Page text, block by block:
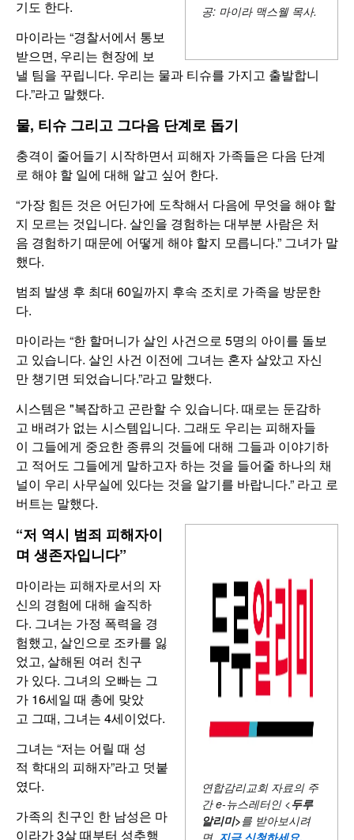
공: 마이라 맥스웰 목사.
기도 한다.
마이라는 “경찰서에서 통보
받으면, 우리는 현장에 보
낼 팀을 꾸립니다. 우리는 물과 티슈를 가지고 출발합니
다.”라고 말했다.
물, 티슈 그리고 그다음 단계로 돕기
충격이 줄어들기 시작하면서 피해자 가족들은 다음 단계
로 해야 할 일에 대해 알고 싶어 한다.
“가장 힘든 것은 어딘가에 도착해서 다음에 무엇을 해야 할
지 모르는 것입니다. 살인을 경험하는 대부분 사람은 처
음 경험하기 때문에 어떻게 해야 할지 모릅니다.” 그녀가 말
했다.
범죄 발생 후 최대 60일까지 후속 조치로 가족을 방문한
다.
마이라는 “한 할머니가 살인 사건으로 5명의 아이를 돌보
고 있습니다. 살인 사건 이전에 그녀는 혼자 살았고 자신
만 챙기면 되었습니다.”라고 말했다.
시스템은 "복잡하고 곤란할 수 있습니다. 때로는 둔감하
고 배려가 없는 시스템입니다. 그래도 우리는 피해자들
이 그들에게 중요한 종류의 것들에 대해 그들과 이야기하
고 적어도 그들에게 말하고자 하는 것을 들어줄 하나의 채
널이 우리 사무실에 있다는 것을 알기를 바랍니다.” 라고 로
버트는 말했다.
연합감리교회 자료의 주
간e-뉴스레터인 <두루
알리미>를 받아보시려
면, 지금 신청하세요.
“저 역시 범죄 피해자이
며 생존자입니다”
마이라는 피해자로서의 자
신의 경험에 대해 솔직하
다. 그녀는 가정 폭력을 경
험했고, 살인으로 조카를 잃
었고, 살해된 여러 친구
가 있다. 그녀의 오빠는 그
가 16세일 때 총에 맞았
고 그때, 그녀는 4세이었다.
그녀는 “저는 어릴 때 성
적 학대의 피해자”라고 덧붙
였다.
가족의 친구인 한 남성은 마
이라가 3살 때부터 성추행